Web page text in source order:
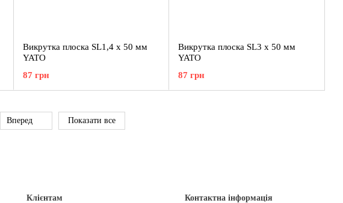
Викрутка плоска SL1,4 x 50 мм
YATO
87 грн
Викрутка плоска SL3 x 50 мм
YATO
87 грн
Вперед Показати все
Клієнтам
Контактна інформація